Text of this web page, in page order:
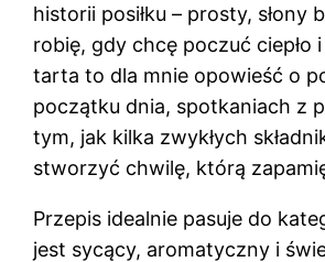
historii posiłku – prosty, słony
robię, gdy chcę poczuć ciepło
tarta to dla mnie opowieść o
początku dnia, spotkaniach z
tym, jak kilka zwykłych
stworzyć chwilę, którą
Przepis idealnie pasuje do
jest sycący, aromatyczny i